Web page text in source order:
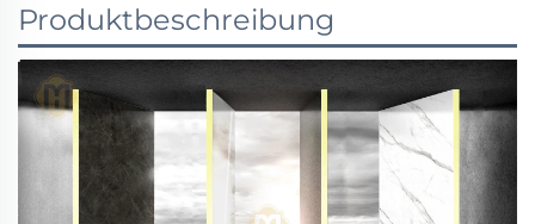
Produktbeschreibung